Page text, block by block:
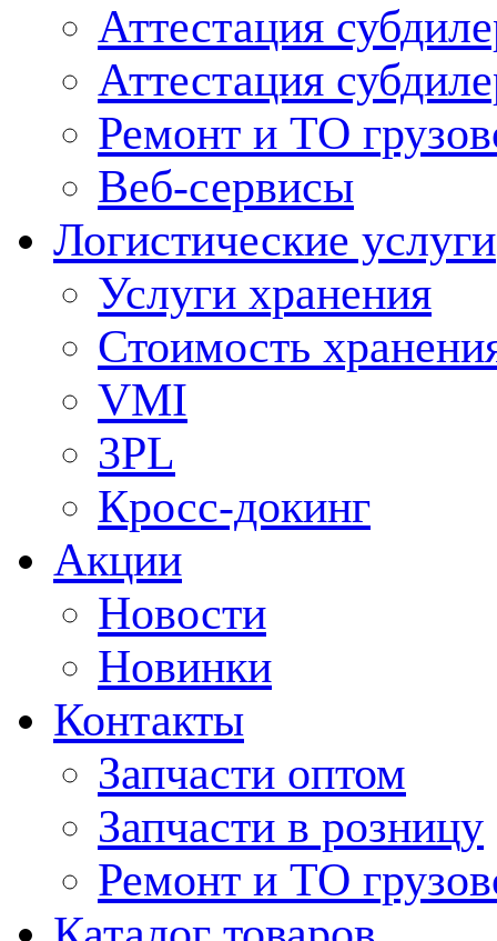
Аттестация
Аттестация
Ремонт и ТО
Веб-сервисы
Логистические услуги
Услуги хранения
Стоимость
VMI
3PL
Кросс-докинг
Акции
Новости
Новинки
Контакты
Запчасти оптом
Запчасти в розницу
Ремонт и ТО